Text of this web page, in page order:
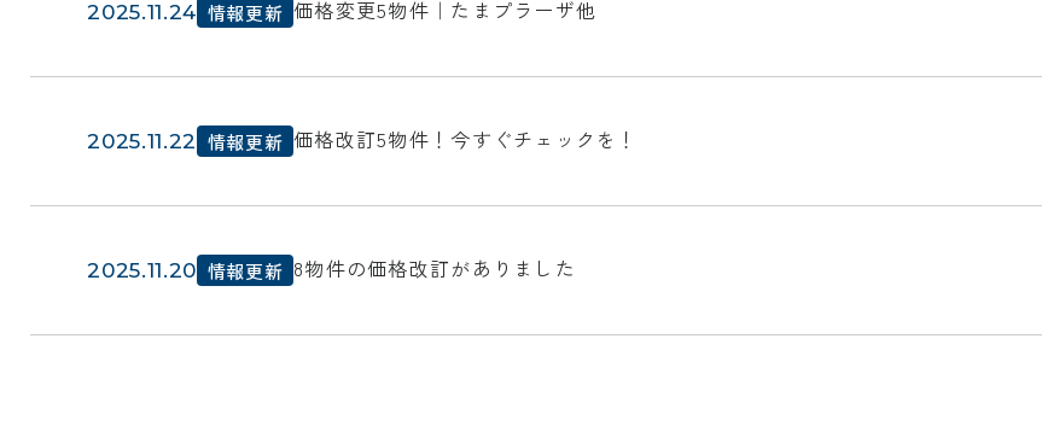
2025.11.24 情報更新 価格変更5物件｜たまプラーザ他
2025.11.22 情報更新 価格改訂5物件！今すぐチェックを！
2025.11.20 情報更新 8物件の価格改訂がありました